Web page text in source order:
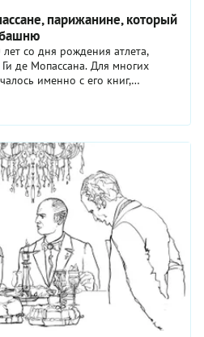
парижанине, который
лет со дня рождения атлета,
де Мопассана. Для многих
именно с его книг,
друг» или повести «Пышка». Ги
не только своими
своеобразным взглядом на